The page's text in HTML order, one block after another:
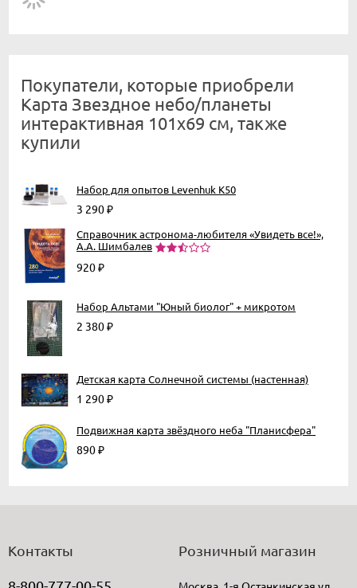
Покупатели, которые приобрели
Карта Звездное небо/планеты
интерактивная 101х69 см, также
купили
Набор для опытов Levenhuk K50
3 290₽
Справочник астронома-любителя «Увидеть все!»,
А.А. Шимбалев
920₽
Набор Альтами "Юный биолог" + микротом
2 380₽
Детская карта Солнечной системы (настенная)
1 290₽
Подвижная карта звёздного неба "Планисфера"
890₽
Контакты Розничный магазин